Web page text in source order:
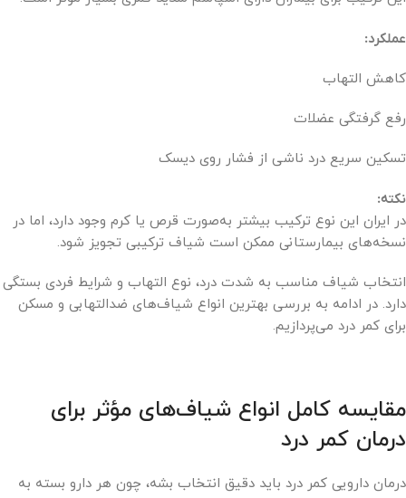
عملکرد:
کاهش التهاب
رفع گرفتگی عضلات
تسکین سریع درد ناشی از فشار روی دیسک
نکته:
در ایران این نوع ترکیب بیشتر به‌صورت قرص یا کرم وجود دارد، اما در
نسخه‌های بیمارستانی ممکن است شیاف ترکیبی تجویز شود.
انتخاب شیاف مناسب به شدت درد، نوع التهاب و شرایط فردی بستگی
دارد. در ادامه به بررسی بهترین انواع شیاف‌های ضدالتهابی و مسکن
برای کمر درد می‌پردازیم.
مقایسه کامل انواع شیاف‌های مؤثر برای
درمان کمر درد
درمان دارویی کمر درد باید دقیق انتخاب بشه، چون هر دارو بسته به